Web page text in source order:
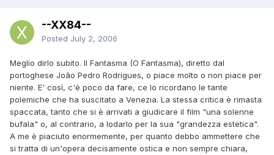
--XX84--
Posted July 2, 2006
Meglio dirlo subito. Il Fantasma (O Fantasma), diretto dal
portoghese João Pedro Rodrigues, o piace molto o non piace per
niente. E' così, c'è poco da fare, ce lo ricordano le tante
polemiche che ha suscitato a Venezia. La stessa critica è rimasta
spaccata, tanto che si è arrivati a giudicare il film "una solenne
bufala" o, al contrario, a lodarlo per la sua "grandezza estetica".
A me è piaciuto enormemente, per quanto debbo ammettere che
si tratta di un'opera decisamente ostica e non sempre chiara,